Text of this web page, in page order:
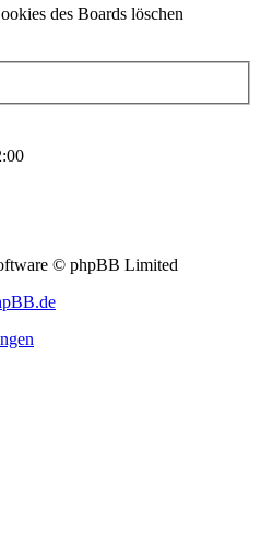
des Boards löschen
© phpBB Limited